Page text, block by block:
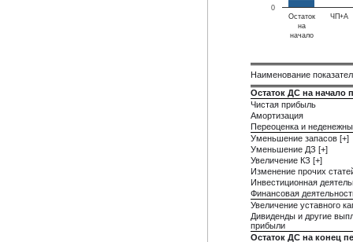
Остаток
на
начало
ЧП+А
0
Наименование
Остаток ДС на начало
Чистая прибыль
Амортизация
Переоценка и
Уменьшение запасов [+]
Уменьшение ДЗ [+]
Увеличение КЗ [+]
Изменение прочих
Инвестиционная
Финансовая
Увеличение уставного
Дивиденды и другие
прибыли
Остаток ДС на конец